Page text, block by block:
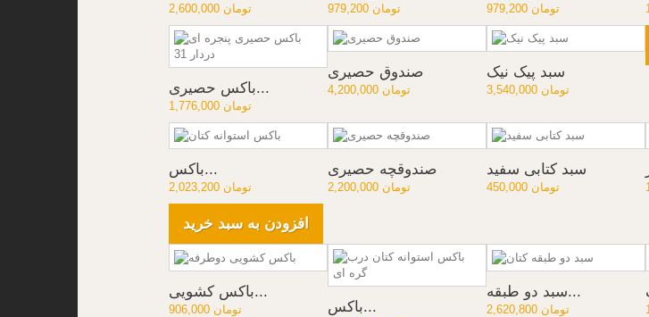
979,200 تومان 979,200 تومان 2,600,000 تومان
سبد پیک نیک
3,540,000 تومان
صندوق حصیری
4,200,000 تومان باکس حصیری...
1,776,000 تومان
سبد کتابی سفید
450,000 تومان
صندوقچه حصیری
2,200,000 تومان
باکس...
2,023,200 تومان
افزودن به سبد خرید
سبد دو طبقه...
2,620,800 تومان باکس...
باکس کشویی...
906,000 تومان